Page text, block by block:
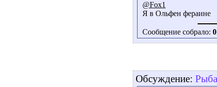
@Fox1
Я в Ольфен фераине
Сообщение собрало: 0
Обсуждение: